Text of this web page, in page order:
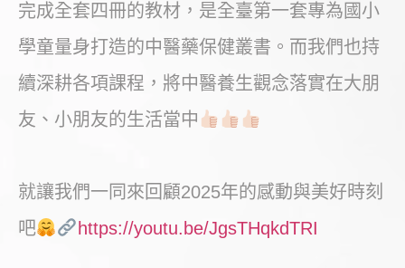
完成全套四冊的教材，是全臺第一套專為國小
學童量身打造的中醫藥保健叢書。而我們也持
續深耕各項課程，將中醫養生觀念落實在大朋
友、小朋友的生活當中
就讓我們一同來回顧2025年的感動與美好時刻
吧
https://youtu.be/JgsTHqkdTRI